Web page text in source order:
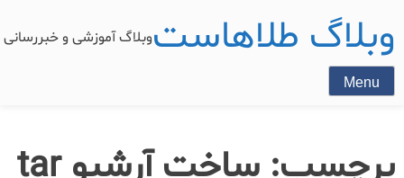
وبلاگ طلاهاستوبلاگ آموزشی و
Menu
برچسب: ساخت آرشیو tar